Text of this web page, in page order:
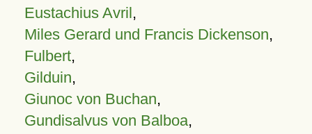
Eustachius Avril,
Miles Gerard und Francis Dickenson,
Fulbert,
Gilduin,
Giunoc von Buchan,
Gundisalvus von Balboa,